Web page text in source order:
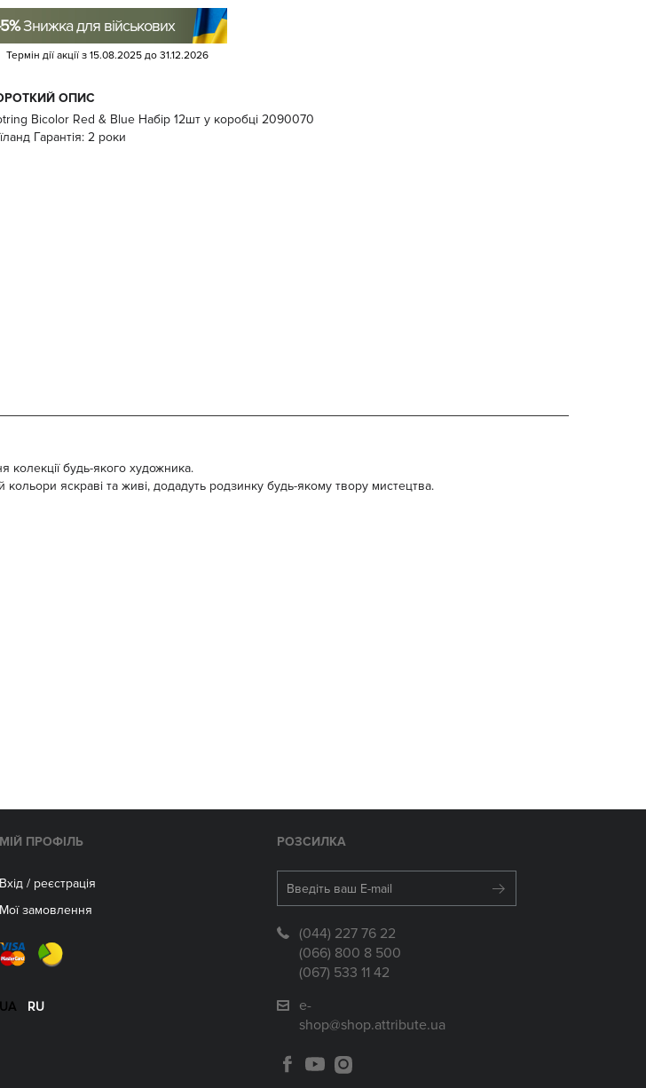
Знижка для військових
Термін дії акції з 15.08.2025 до 31.12.2026
ОПИС
Bicolor Red & Blue Набір 12шт у коробці 2090070
Гарантія: 2 роки
колекції будь-якого художника.
яскраві та живі, додадуть родзинку будь-якому твору мистецтва.
МІЙ ПРОФІЛЬ
Вхід / реєстрація
Мої замовлення
UA RU
РОЗСИЛКА
(044) 227 76 22
(066) 800 8 500
(067) 533 11 42
e-
shop@shop.attribute.ua